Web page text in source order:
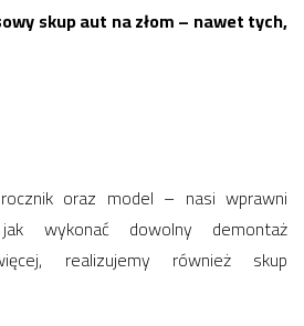
skup aut na złom – nawet tych,
oraz model – nasi wprawni
wykonać dowolny demontaż
realizujemy również skup